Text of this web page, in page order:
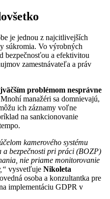
je jednou z najcitlivejších
súkromia. Vo výrobných
bezpečnosťou a efektivitou
zamestnávateľa a práv
problémom nesprávne
Mnohí manažéri sa domnievajú,
ich záznamy voľne
na sankcionovanie
kamerového systému
bezpečnosti pri práci (BOZP)
nie priame monitorovanie
vysvetľuje Nikoleta
osoba a konzultantka pre
implementáciu GDPR v